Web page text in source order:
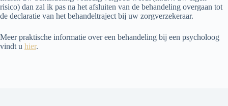
risico) dan zal ik pas na het afsluiten van de behandeling overgaan tot
de declaratie van het behandeltraject bij uw zorgverzekeraar.
Meer praktische informatie over een behandeling bij een psycholoog
vindt u hier.